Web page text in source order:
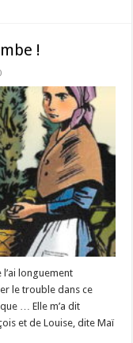
!
longuement
le trouble dans ce
… Elle m’a dit
et de Louise, dite Maï